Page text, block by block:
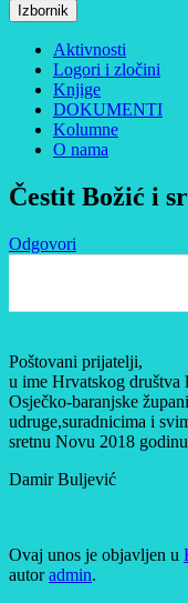
Izbornik
Aktivnosti
Logori i zločini
Knjige
DOKUMENTI
Kolumne
O nama
Čestit Božić i
Odgovori
Poštovani prijatelji,
u ime Hrvatskog društva
Osječko-baranjske
udruge,suradnicima i
sretnu Novu 2018
Damir Buljević
Ovaj unos je objavljen u
autoradmin.